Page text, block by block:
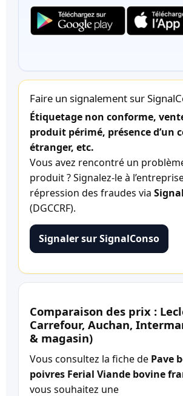
Faire un signalement sur
Étiquetage non conforme,
produit périmé, présence d’un
étranger, etc.
Vous avez rencontré un
produit ? Signalez-le à
répression des fraudes via
(DGCCRF).
Signaler sur SignalConso
Comparaison des prix :
Carrefour, Auchan,
& magasin)
Vous consultez la fiche de Pave
poivres Ferial Viande bovine
vous souhaitez une